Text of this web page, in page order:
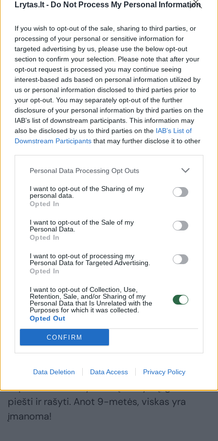
Lrytas.lt - Do Not Process My Personal Information
If you wish to opt-out of the sale, sharing to third parties, or
processing of your personal or sensitive information for
targeted advertising by us, please use the below opt-out
section to confirm your selection. Please note that after your
opt-out request is processed you may continue seeing
interest-based ads based on personal information utilized by
us or personal information disclosed to third parties prior to
your opt-out. You may separately opt-out of the further
disclosure of your personal information by third parties on the
IAB’s list of downstream participants. This information may
also be disclosed by us to third parties on the IAB’s List of
Downstream Participants that may further disclose it to other
Personal Data Processing Opt Outs
I want to opt-out of the Sharing of my
personal data.
Opted In
I want to opt-out of the Sale of my
Personal Data.
Opted In
I want to opt-out of processing my
Personal Data for Targeted Advertising.
Opted In
I want to opt-out of Collection, Use,
Retention, Sale, and/or Sharing of my
Personal Data that Is Unrelated with the
Purposes for which it was collected.
Opted Out
CONFIRM
Data Deletion Data Access Privacy Policy
Daugiau nuotraukų (6)
„Išsipildymo akcijos“ herojė Sofija.
Organizatorių nuotr.
Vis dėlto pozityvumo šioje situacijoje visai
šeimai nuolatos įkvepia pati Sofija. Mergaitė
atsako: „Nieko tokio, mamyte, praeis“.
Negana to, Sofija deda visas pastangas, kad
jos gyvenimas nesiskirtų nuo kitų
bendraamžių. Mergaitė kartu su kitais vaikais
lanko bendrojo ugdymo mokyklą, ir nė
nepaisant neišsivysčiusių rankyčių, geba
piešti ir rašyti. Anot 9-metės, viskas yra
įmanoma!